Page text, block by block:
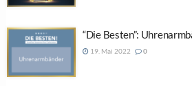
“Die Besten”:
19. Mai 2022 0